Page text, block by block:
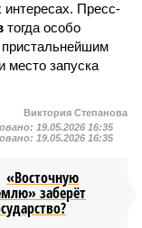
Пресс-
тогда особо
пристальнейшим
место запуска
Виктория Степанова
19.05.2026 16:35
19.05.2026 16:35
«Восточную
заберёт